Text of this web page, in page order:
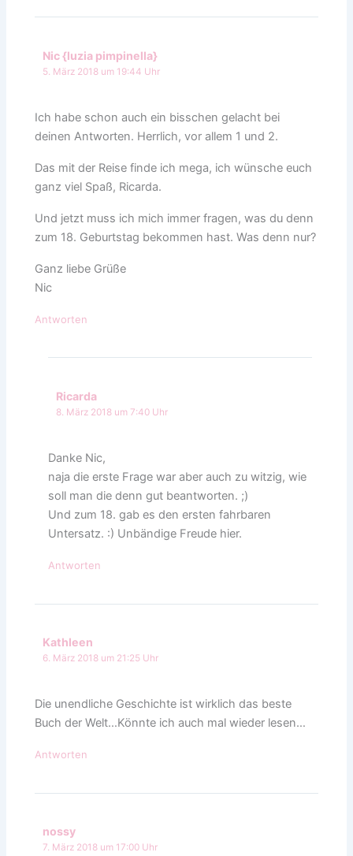
Nic {luzia pimpinella}
5. März 2018 um 19:44 Uhr
Ich habe schon auch ein bisschen gelacht bei
deinen Antworten. Herrlich, vor allem 1 und 2.
Das mit der Reise finde ich mega, ich wünsche euch
ganz viel Spaß, Ricarda.
Und jetzt muss ich mich immer fragen, was du denn
zum 18. Geburtstag bekommen hast. Was denn nur?
Ganz liebe Grüße
Nic
Antworten
Ricarda
8. März 2018 um 7:40 Uhr
Danke Nic,
naja die erste Frage war aber auch zu witzig, wie
soll man die denn gut beantworten. ;)
Und zum 18. gab es den ersten fahrbaren
Untersatz. :) Unbändige Freude hier.
Antworten
Kathleen
6. März 2018 um 21:25 Uhr
Die unendliche Geschichte ist wirklich das beste
Buch der Welt…Könnte ich auch mal wieder lesen…
Antworten
nossy
7. März 2018 um 17:00 Uhr